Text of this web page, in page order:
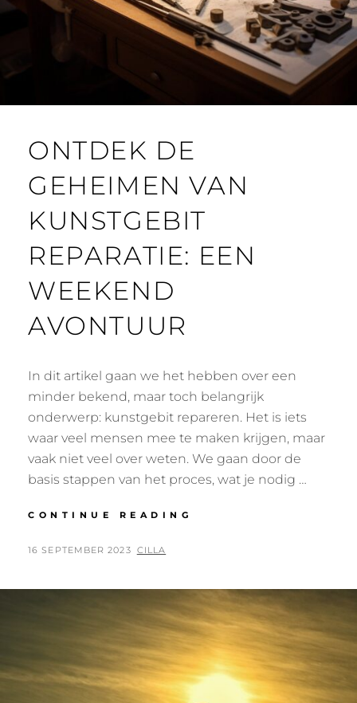
ONTDEK DE
GEHEIMEN VAN
KUNSTGEBIT
REPARATIE: EEN
WEEKEND
AVONTUUR
In dit artikel gaan we het hebben over een
minder bekend, maar toch belangrijk
onderwerp: kunstgebit repareren. Het is iets
waar veel mensen mee te maken krijgen, maar
vaak niet veel over weten. We gaan door de
basis stappen van het proces, wat je nodig …
CONTINUE READING
REPARATIE:
EEN
WEEKEND
AVONTUUR
POSTED
16 SEPTEMBER 2023 BY
CILLA